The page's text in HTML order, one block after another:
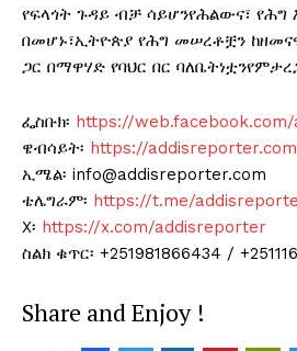
የፍላጎት ጉዳይ ብቻ ሳይሆንየሕልውና፣ የሕግ
በመሆኑ፣ኢትዮጵያ የሕግ መሠረቶቿን
ጋር በማዋሃድ የባህር በር
ፌስቡክ፡ https://
ዌብሳይት፡ https://
ኢሜል፡ info@addisreporter.com
ቴሌግራም፡ https://t.me/
X፡ https://x.com/addisreporter
ስልክ ቁጥር፡ +251981866434 /
Share and Enjoy !